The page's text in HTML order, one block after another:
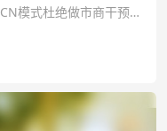
模式杜绝做市商干预‌，